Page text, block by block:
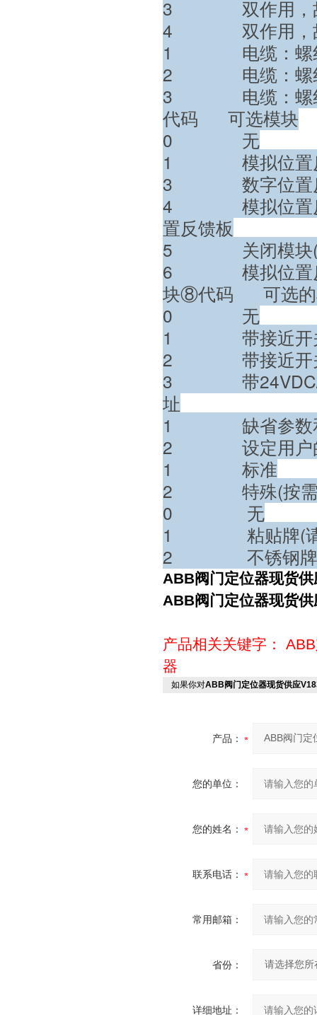
3 双作用，故
4 双作用，故
1 电缆：螺纹
2 电缆：螺纹
3 电缆：螺纹1/
代码 可选模块
0 无
1 模拟位置反馈
3 数字位置
4 模拟位置反馈
置反馈板
5 关闭模块(只
6 模拟位置反馈
块⑧代码 可选的
0 无
1 带接近开关
2 带接近开关
3 带24VDC/
址
1 缺省参数
2 设定用户的
1 标准
2 特殊(按需
0 无
1 粘贴牌(请提
2 不锈钢牌(请
ABB阀门定位器现货
ABB阀门定位器现货
产品相关关键字：
器
如果你对ABB阀门定位器现货供应
产品：
您的单位：
您的姓名：
联系电话：
常用邮箱：
省份：
详细地址：